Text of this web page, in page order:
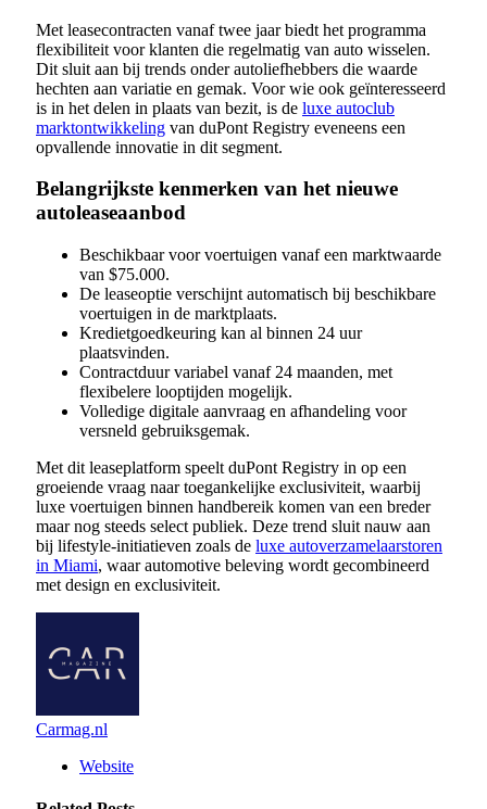
Met leasecontracten vanaf twee jaar biedt het programma
flexibiliteit voor klanten die regelmatig van auto wisselen.
Dit sluit aan bij trends onder autoliefhebbers die waarde
hechten aan variatie en gemak. Voor wie ook geïnteresseerd
is in het delen in plaats van bezit, is de luxe autoclub
marktontwikkeling van duPont Registry eveneens een
opvallende innovatie in dit segment.
Belangrijkste kenmerken van het nieuwe
autoleaseaanbod
Beschikbaar voor voertuigen vanaf een marktwaarde
van $75.000.
De leaseoptie verschijnt automatisch bij beschikbare
voertuigen in de marktplaats.
Kredietgoedkeuring kan al binnen 24 uur
plaatsvinden.
Contractduur variabel vanaf 24 maanden, met
flexibelere looptijden mogelijk.
Volledige digitale aanvraag en afhandeling voor
versneld gebruiksgemak.
Met dit leaseplatform speelt duPont Registry in op een
groeiende vraag naar toegankelijke exclusiviteit, waarbij
luxe voertuigen binnen handbereik komen van een breder
maar nog steeds select publiek. Deze trend sluit nauw aan
bij lifestyle-initiatieven zoals de luxe autoverzamelaarstoren
in Miami, waar automotive beleving wordt gecombineerd
met design en exclusiviteit.
Carmag.nl
Website